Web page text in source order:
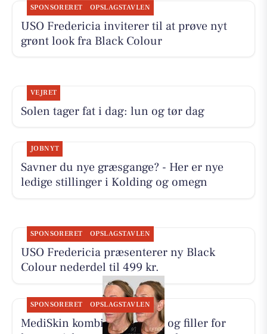
SPONSORERET OPSLAGSTAVLEN
USO Fredericia inviterer til at prøve nyt
grønt look fra Black Colour
VEJRET
Solen tager fat i dag: lun og tør dag
JOBNYT
Savner du nye græsgange? - Her er nye
ledige stillinger i Kolding og omegn
SPONSORERET OPSLAGSTAVLEN
USO Fredericia præsenterer ny Black
Colour nederdel til 499 kr.
SPONSORERET OPSLAGSTAVLEN
MediSkin kombinerer botox og filler for